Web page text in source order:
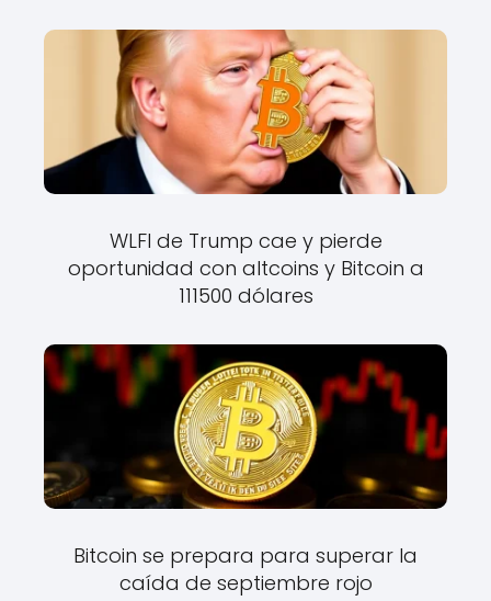
WLFI de Trump cae y pierde
oportunidad con altcoins y Bitcoin a
111500 dólares
Bitcoin se prepara para superar la
caída de septiembre rojo